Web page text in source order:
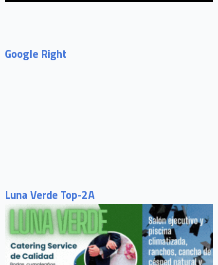
Google Right
Luna Verde Top-2A